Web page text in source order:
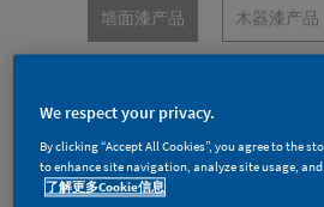
墙面漆产品 木器漆产品
Topro 净味专业高遮盖
We respect your privacy.
By clicking “Accept All Cookies”, you agree to the
to enhance site navigation, analyze site usage,
了解更多Cookie信息